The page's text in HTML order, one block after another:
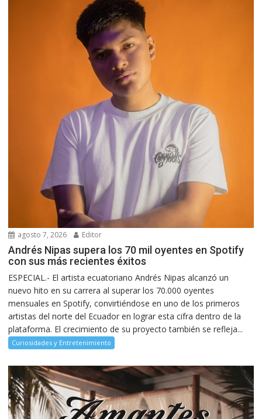
agosto 7, 2026 Editor
Andrés Nipas supera los 70 mil oyentes en Spotify
con sus más recientes éxitos
ESPECIAL.- El artista ecuatoriano Andrés Nipas alcanzó un
nuevo hito en su carrera al superar los 70.000 oyentes
mensuales en Spotify, convirtiéndose en uno de los primeros
artistas del norte del Ecuador en lograr esta cifra dentro de la
plataforma. El crecimiento de su proyecto también se refleja...
Curiosidades y Entretenimiento